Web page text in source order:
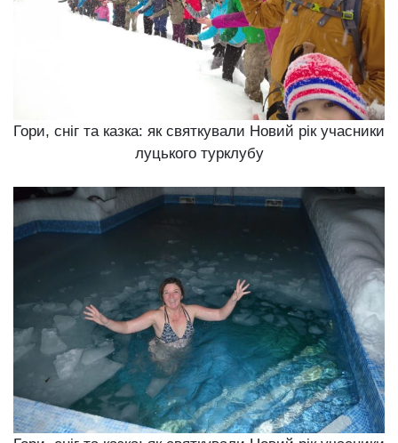
Гори, сніг та казка: як святкували Новий рік учасники
луцького турклубу